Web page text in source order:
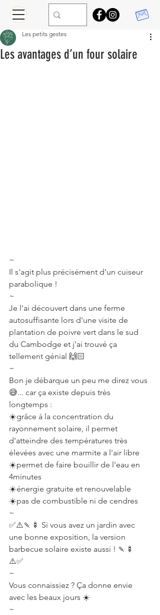
Les avantages d’un four solaire
Les petits gestes
~⠀
Il s'agit plus précisément d'un cuiseur
parabolique !⠀
~⠀
Je l'ai découvert dans une ferme
autosuffisante lors d'une visite de
plantation de poivre vert dans le sud
du Cambodge et j'ai trouvé ça
tellement génial 🙌🏻⠀
~⠀
Bon je débarque un peu me direz vous
😅... car ça existe depuis très
longtemps :⠀
☀️grâce à la concentration du
rayonnement solaire, il permet
d'atteindre des températures très
élevées avec une marmite a l'air libre⠀
☀️permet de faire bouillir de l'eau en
4minutes⠀
☀️énergie gratuite et renouvelable⠀
☀️pas de combustible ni de cendres⠀
~⠀
✅⚠️🍡🍢 Si vous avez un jardin avec
une bonne exposition, la version
barbecue solaire existe aussi ! 🍡🍢
⚠️✅⠀
~⠀
Vous connaissiez ? Ça donne envie
avec les beaux jours ☀️⠀
~⠀